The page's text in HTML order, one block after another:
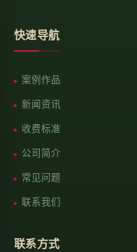
快速导航
案例作品
新闻资讯
收费标准
公司简介
常见问题
联系我们
联系方式